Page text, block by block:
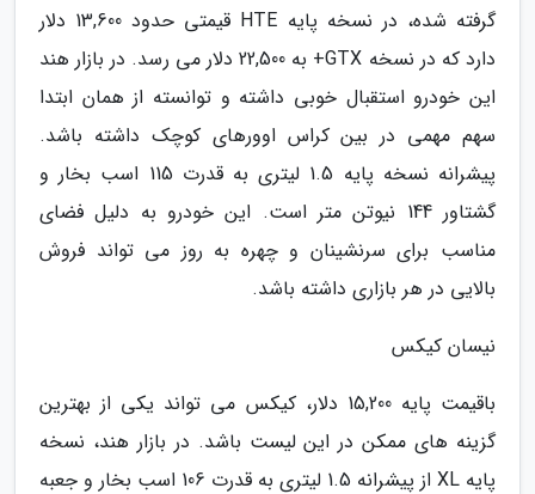
گرفته شده، در نسخه پایه HTE قیمتی حدود 13,600 دلار
دارد که در نسخه GTX+ به 22,500 دلار می رسد. در بازار هند
این خودرو استقبال خوبی داشته و توانسته از همان ابتدا
سهم مهمی در بین کراس اوورهای کوچک داشته باشد.
پیشرانه نسخه پایه 1.5 لیتری به قدرت 115 اسب بخار و
گشتاور 144 نیوتن متر است. این خودرو به دلیل فضای
مناسب برای سرنشینان و چهره به روز می تواند فروش
بالایی در هر بازاری داشته باشد.
نیسان کیکس
باقیمت پایه 15,200 دلار، کیکس می تواند یکی از بهترین
گزینه های ممکن در این لیست باشد. در بازار هند، نسخه
پایه XL از پیشرانه 1.5 لیتری به قدرت 106 اسب بخار و جعبه